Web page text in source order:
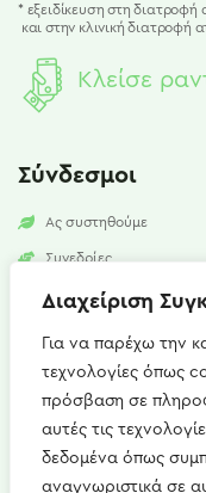
Διαχείριση
Για να παρέχω την
τεχνολογίες όπως
πρόσβαση σε
αυτές τις
δεδομένα όπως
αναγνωριστικά σε
* εξειδίκευση στη
και στην κλινική διατροφή
Κλείσε
Σύνδεσμοι
Ας συστηθούμε
Συνεδρίες
Υπηρεσίες
Επικοινωνία
+(30) 697 667 1746